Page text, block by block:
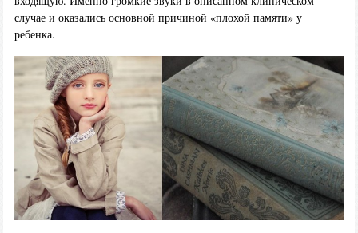
случае и оказались основной причиной «плохой памяти» у
ребенка.